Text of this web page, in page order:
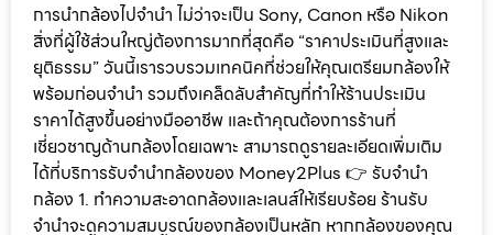
การนำกล้องไปจำนำ ไม่ว่าจะเป็น Sony, Canon หรือ Nikon
สิ่งที่ผู้ใช้ส่วนใหญ่ต้องการมากที่สุดคือ “ราคาประเมินที่สูงและ
ยุติธรรม” วันนี้เรารวบรวมเทคนิคที่ช่วยให้คุณเตรียมกล้องให้
พร้อมก่อนจำนำ รวมถึงเคล็ดลับสำคัญที่ทำให้ร้านประเมิน
ราคาได้สูงขึ้นอย่างมืออาชีพ และถ้าคุณต้องการร้านที่
เชี่ยวชาญด้านกล้องโดยเฉพาะ สามารถดูรายละเอียดเพิ่มเติม
ได้ที่บริการรับจำนำกล้องของ Money2Plus 👉 รับจำนำ
กล้อง 1. ทำความสะอาดกล้องและเลนส์ให้เรียบร้อย ร้านรับ
จำนำจะดูความสมบูรณ์ของกล้องเป็นหลัก หากกล้องของคุณ